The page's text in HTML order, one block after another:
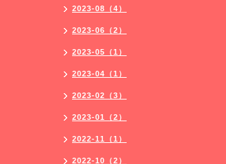
2023-08（4）
2023-06（2）
2023-05（1）
2023-04（1）
2023-02（3）
2023-01（2）
2022-11（1）
2022-10（2）